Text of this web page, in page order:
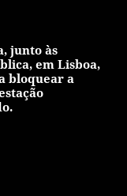
junto às
em Lisboa,
bloquear a